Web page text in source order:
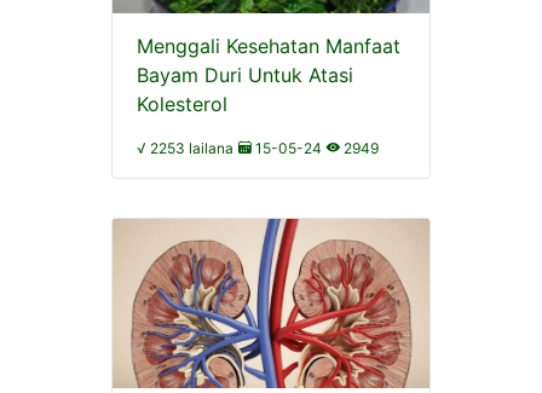
Menggali Kesehatan Manfaat
Bayam Duri Untuk Atasi
Kolesterol
√ 2253 lailana 15-05-24 2949